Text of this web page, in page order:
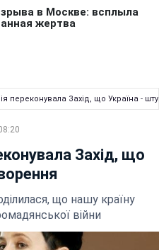
переконувала Захід, що Україна -
Захід, що
що нашу країну
війни